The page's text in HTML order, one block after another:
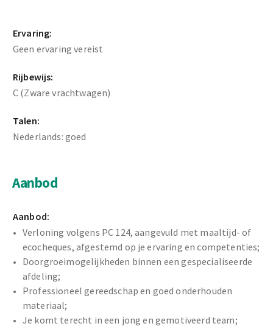
Ervaring:
Geen ervaring vereist
Rijbewijs:
C (Zware vrachtwagen)
Talen:
Nederlands: goed
Aanbod
Aanbod:
Verloning volgens PC 124, aangevuld met maaltijd- of
ecocheques, afgestemd op je ervaring en competenties;
Doorgroeimogelijkheden binnen een gespecialiseerde
afdeling;
Professioneel gereedschap en goed onderhouden
materiaal;
Je komt terecht in een jong en gemotiveerd team;